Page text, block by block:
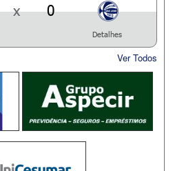
x 0
Detalhes
Ver Todos